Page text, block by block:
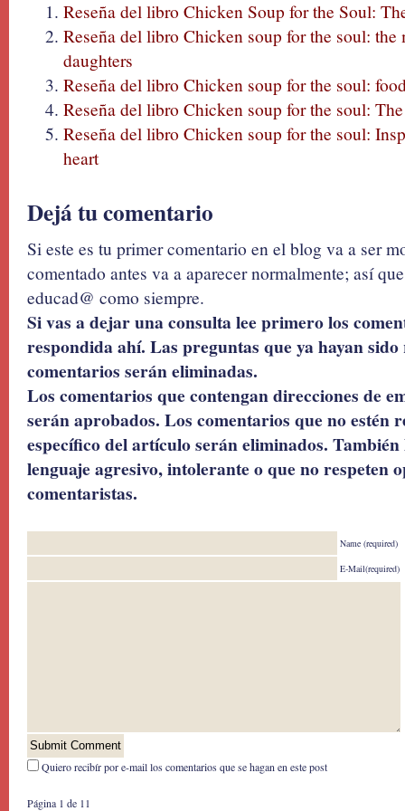
Reseña del libro Chicken Soup for the Soul:
Reseña del libro Chicken soup for the soul: the
daughters
Reseña del libro Chicken soup for the soul:
Reseña del libro Chicken soup for the soul:
Reseña del libro Chicken soup for the soul:
heart
Dejá tu comentario
Si este es tu primer comentario en el blog va a ser
comentado antes va a aparecer normalmente; así
educad@ como siempre.
Si vas a dejar una consulta lee primero los
respondida ahí. Las preguntas que ya hayan
comentarios serán eliminadas.
Los comentarios que contengan direcciones de
serán aprobados. Los comentarios que no estén
específico del artículo serán eliminados.
lenguaje agresivo, intolerante o que no respeten
comentaristas.
Name (required)
E-Mail(required)
Quiero recibír por e-mail los comentarios que se hagan en este post
Página 1 de 1 1